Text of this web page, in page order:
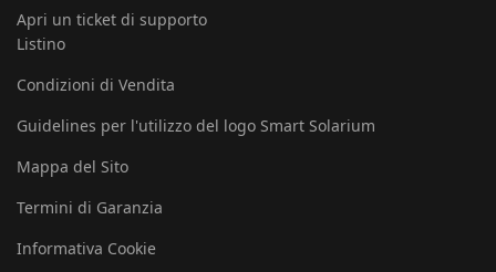
Apri un ticket di supporto
Listino
Condizioni di Vendita
Guidelines per l'utilizzo del logo Smart Solarium
Mappa del Sito
Termini di Garanzia
Informativa Cookie